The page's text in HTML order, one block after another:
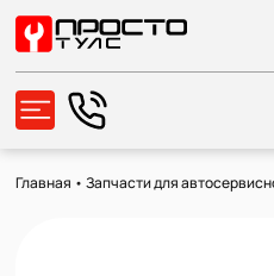
Главная •Запчасти для